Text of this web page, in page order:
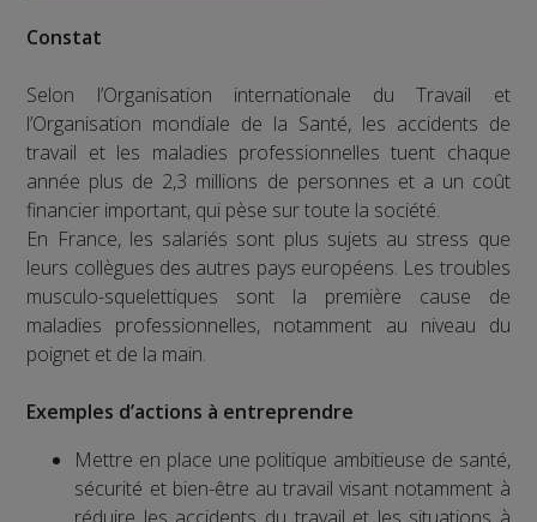
Constat
Selon l’Organisation internationale du Travail et
l’Organisation mondiale de la Santé, les accidents de
travail et les maladies professionnelles tuent chaque
année plus de 2,3 millions de personnes et a un coût
financier important, qui pèse sur toute la société.
En France, les salariés sont plus sujets au stress que
leurs collègues des autres pays européens. Les troubles
musculo-squelettiques sont la première cause de
maladies professionnelles, notamment au niveau du
poignet et de la main.
Exemples d’actions à entreprendre
Mettre en place une politique ambitieuse de santé,
sécurité et bien-être au travail visant notamment à